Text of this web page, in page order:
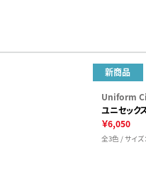
新商品
Uniform
ユニセック
￥6,050
全3色 / サイズ